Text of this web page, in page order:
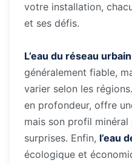
votre installation,
et ses défis.
L’eau du réseau urbain
généralement fiable,
varier selon les régions.
en profondeur, offre
mais son profil
surprises. Enfin, l’eau
écologique et